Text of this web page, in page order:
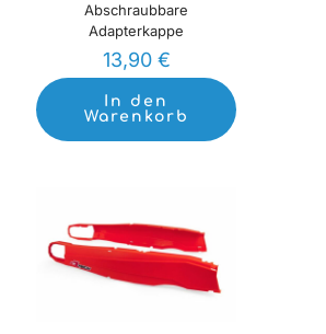
Abschraubbare
Adapterkappe
13,90 €
In den
Warenkorb